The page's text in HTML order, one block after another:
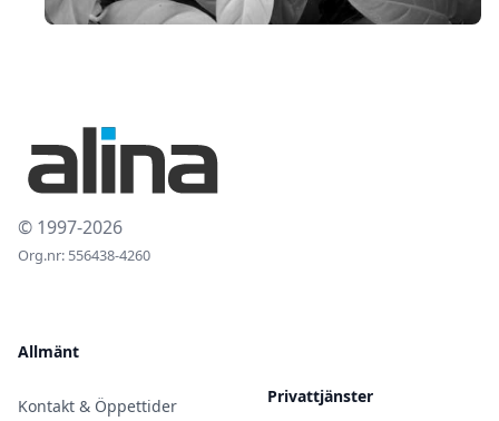
© 1997-2026
Org.nr: 556438-4260
Allmänt
Kontakt & Öppettider Privattjänster